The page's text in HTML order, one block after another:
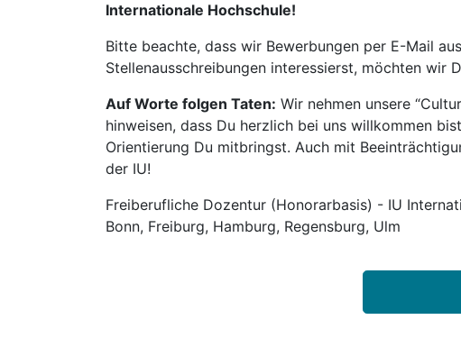
Internationale Hochschule!
Bitte beachte, dass wir Bewerbungen per E-Mail
Stellenausschreibungen interessierst, möchten wir
Auf Worte folgen Taten: Wir nehmen unsere
hinweisen, dass Du herzlich bei uns willkommen
Orientierung Du mitbringst. Auch mit
der IU!
Freiberufliche Dozentur (Honorarbasis) - IU
Bonn, Freiburg, Hamburg, Regensburg, Ulm